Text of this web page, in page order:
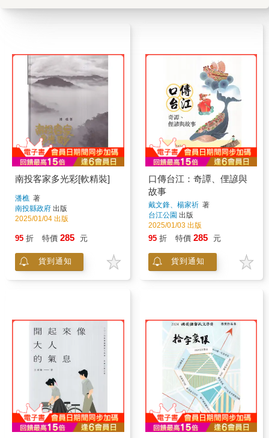
南投客家多光彩[軟精裝]
潘樵 著
南投縣政府 出版
2025/01/04 出版
95 折 特價 285 元
貨到通知
口傳台江：奇譚、俚諺與
故事
戴文鋒、楊家祈著
台江公園 出版
2025/01/03 出版
95 折 特價 285 元
貨到通知